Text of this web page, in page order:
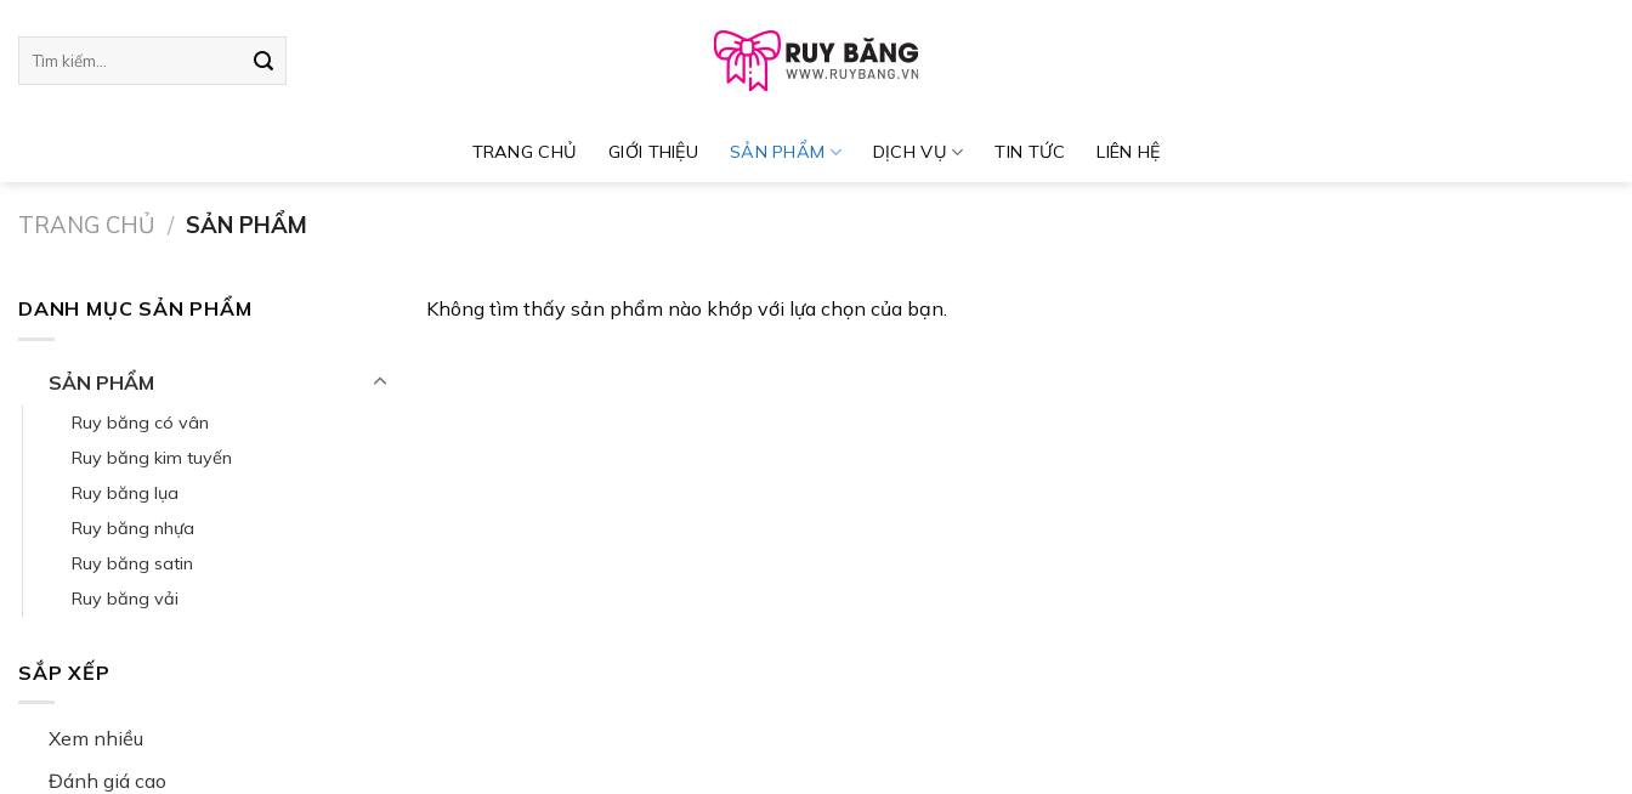
kiếm:
TRANG CHỦ GIỚI THIỆU SẢN PHẨM DỊCH VỤ TIN TỨC LIÊN HỆ
TRANG CHỦ / SẢN PHẨM
DANH MỤC SẢN PHẨM
SẢN PHẨM
Ruy băng có vân
Ruy băng kim tuyến
Ruy băng lụa
Ruy băng nhựa
Ruy băng satin
Ruy băng vải
SẮP XẾP
Xem nhiều
Đánh giá cao
Không tìm thấy sản phẩm nào khớp với lựa chọn của bạn.